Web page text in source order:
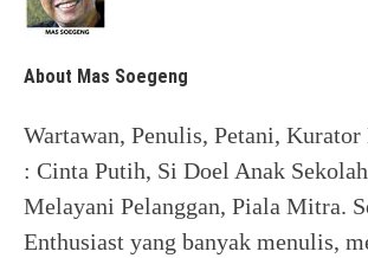
About Mas Soegeng
Wartawan, Penulis, Petani,
: Cinta Putih, Si Doel Anak
Melayani Pelanggan, Piala Mitra.
Enthusiast yang banyak menulis,